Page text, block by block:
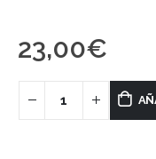
23,00€